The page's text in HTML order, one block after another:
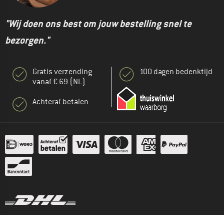
"Wij doen ons best om jouw bestelling snel te
bezorgen."
Gratis verzending
vanaf € 69 (NL)
Achteraf betalen
100 dagen bedenktijd